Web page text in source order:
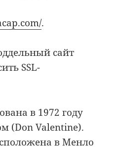
.
сайт
SSL-
в 1972 году
(Don Valentine).
в Менло